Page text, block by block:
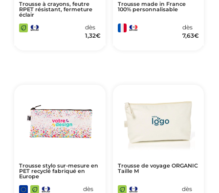
Trousse à crayons, feutre
RPET résistant, fermeture
éclair
dès
1,32€
Trousse made in France
100% personnalisable
dès
7,63€
Trousse stylo sur-mesure en
PET recyclé fabriqué en
Europe
dès
Trousse de voyage ORGANIC
Taille M
dès